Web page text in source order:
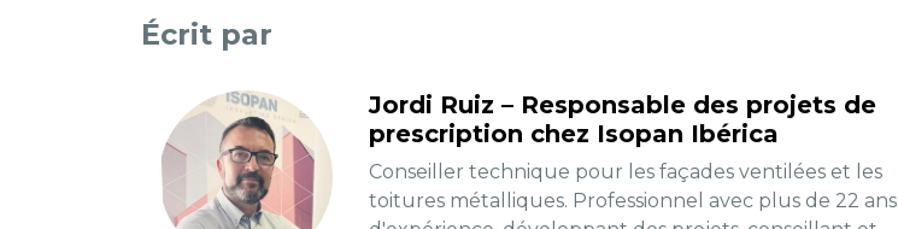
Écrit par
Jordi Ruiz – Responsable des projets de
prescription chez Isopan Ibérica
Conseiller technique pour les façades ventilées et les
toitures métalliques. Professionnel avec plus de 22 ans